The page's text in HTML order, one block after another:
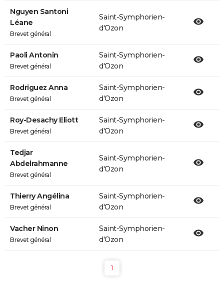
Nguyen Santoni
Léane
Brevet général
Saint-Symphorien-
d'Ozon
Paoli Antonin
Brevet général
Saint-Symphorien-
d'Ozon
Rodriguez Anna
Brevet général
Saint-Symphorien-
d'Ozon
Roy-Desachy Eliott
Brevet général
Saint-Symphorien-
d'Ozon
Tedjar
Abdelrahmanne
Brevet général
Saint-Symphorien-
d'Ozon
Thierry Angélina
Brevet général
Saint-Symphorien-
d'Ozon
Vacher Ninon
Brevet général
Saint-Symphorien-
d'Ozon
1